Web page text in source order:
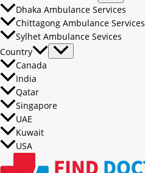
Dhaka Ambulance Services
Chittagong Ambulance Services
Sylhet Ambulance Sevices
Country
Canada
India
Qatar
Singapore
UAE
Kuwait
USA